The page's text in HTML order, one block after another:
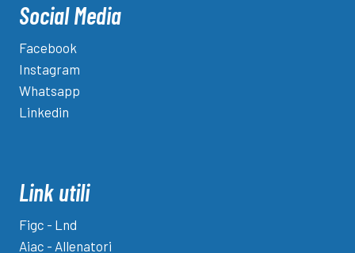
Social Media
Facebook
Instagram
Whatsapp
Linkedin
Link utili
Figc - Lnd
Aiac - Allenatori